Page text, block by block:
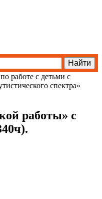
работе с детьми с
спектра»
работы» с